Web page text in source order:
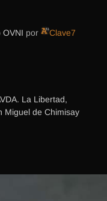
OVNI por
Clave7
La Libertad,
Miguel de Chimisay